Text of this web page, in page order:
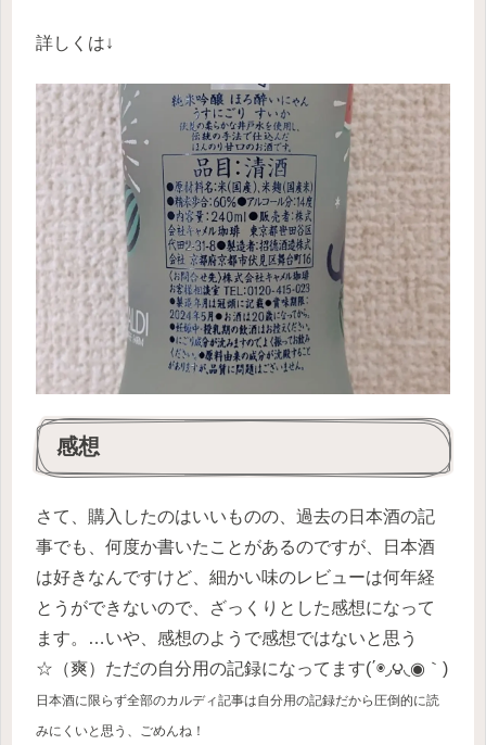
詳しくは↓
感想
さて、購入したのはいいものの、過去の日本酒の記
事でも、何度か書いたことがあるのですが、日本酒
は好きなんですけど、細かい味のレビューは何年経
とうができないので、ざっくりとした感想になって
ます。…いや、感想のようで感想ではないと思う
☆（爽）ただの自分用の記録になってます(΄◉◞౪◟◉｀)
日本酒に限らず全部のカルディ記事は自分用の記録だから圧倒的に読
みにくいと思う、ごめんね！